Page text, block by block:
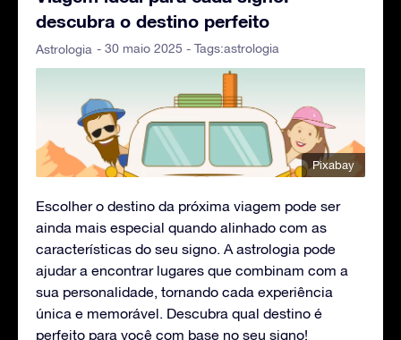
descubra o destino perfeito
Astrologia - 30 maio 2025 - Tags:astrologia
Pixabay
Escolher o destino da próxima viagem pode ser
ainda mais especial quando alinhado com as
características do seu signo. A astrologia pode
ajudar a encontrar lugares que combinam com a
sua personalidade, tornando cada experiência
única e memorável. Descubra qual destino é
perfeito para você com base no seu signo!